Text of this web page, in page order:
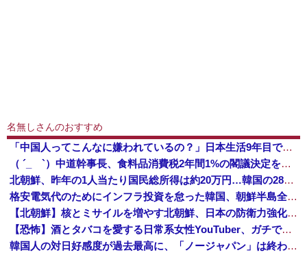
名無しさんのおすすめ
「中国人ってこんなに嫌われているの？」日本生活9年目で明かす本心！
（ ´_ゝ`）中道幹事長、食料品消費税2年間1%の閣議決定を批判 → 記者「中道改革連合は食料品消費税ゼロを公約に掲げていたが？」→ 階猛氏「
北朝鮮、昨年の1人当たり国民総所得は約20万円…韓国の28分の1！
格安電気代のためにインフラ投資を怠った韓国、朝鮮半島全域を猛暑が直撃してしまった結果……
【北朝鮮】核とミサイルを増やす北朝鮮、日本の防衛力強化を見て突然「平和」を語り始める
【恐怖】酒とタバコを愛する日常系女性YouTuber、ガチで体が終わる・・・
韓国人の対日好感度が過去最高に、「ノージャパン」は終わった？＝ネット「中国より100倍いい」